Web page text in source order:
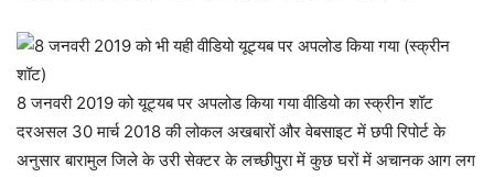
8 जनवरी 2019 को यूट्यब पर अपलोड किया गया वीडियो का स्क्रीन शॉट
दरअसल 30 मार्च 2018 की लोकल अखबारों और वेबसाइट में छपी रिपोर्ट के
अनुसार बारामुल जिले के उरी सेक्टर के लच्छीपुरा में कुछ घरों में अचानक आग लग